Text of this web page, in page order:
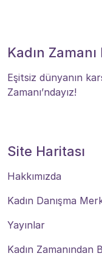
Kadın
Eşitsiz dünyanın
Zamanı’ndayız!
Site Haritası
Hakkımızda
Kadın Danışma
Yayınlar
Kadın Zamanından